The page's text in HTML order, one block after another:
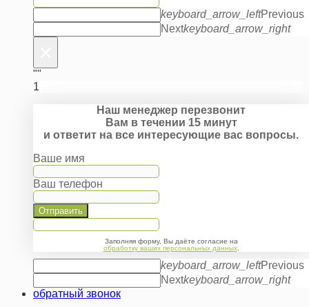
keyboard_arrow_leftPrevious
Nextkeyboard_arrow_right
""
1
Наш менеджер перезвонит
Вам в течении 15 минут
и ответит на все интересующие вас вопросы.
Ваше имя
Ваш телефон
Отправить
Заполняя форму, Вы даёте согласие на
обработку ваших персональных данных.
keyboard_arrow_leftPrevious
Nextkeyboard_arrow_right
обратный звонок